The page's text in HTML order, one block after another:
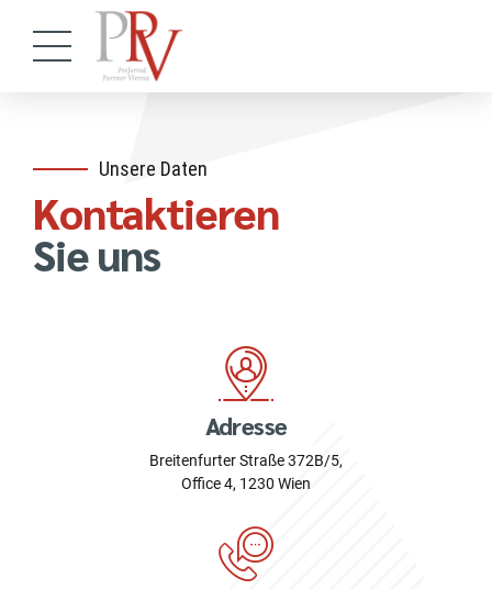
Unsere Daten
Kontaktieren
Sie uns
Adresse
Breitenfurter Straße 372B/5,
Office 4, 1230 Wien